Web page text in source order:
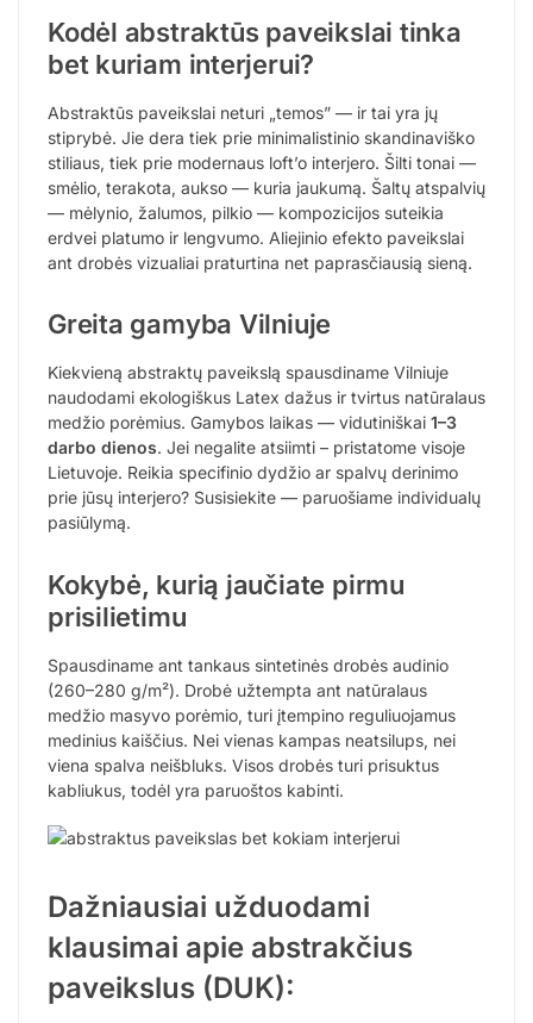
Kodėl abstraktūs paveikslai tinka
bet kuriam interjerui?
Abstraktūs paveikslai neturi „temos” — ir tai yra jų
stiprybė. Jie dera tiek prie minimalistinio skandinaviško
stiliaus, tiek prie modernaus loft’o interjero. Šilti tonai —
smėlio, terakota, aukso — kuria jaukumą. Šaltų atspalvių
— mėlynio, žalumos, pilkio — kompozicijos suteikia
erdvei platumo ir lengvumo. Aliejinio efekto paveikslai
ant drobės vizualiai praturtina net paprasčiausią sieną.
Greita gamyba Vilniuje
Kiekvieną abstraktų paveikslą spausdiname Vilniuje
naudodami ekologiškus Latex dažus ir tvirtus natūralaus
medžio porėmius. Gamybos laikas — vidutiniškai 1–3
darbo dienos. Jei negalite atsiimti – pristatome visoje
Lietuvoje. Reikia specifinio dydžio ar spalvų derinimo
prie jūsų interjero? Susisiekite — paruošiame individualų
pasiūlymą.
Kokybė, kurią jaučiate pirmu
prisilietimu
Spausdiname ant tankaus sintetinės drobės audinio
(260–280 g/m²). Drobė užtempta ant natūralaus
medžio masyvo porėmio, turi įtempino reguliuojamus
medinius kaiščius. Nei vienas kampas neatsilups, nei
viena spalva neišbluks. Visos drobės turi prisuktus
kabliukus, todėl yra paruoštos kabinti.
Dažniausiai užduodami
klausimai apie abstrakčius
paveikslus (DUK):